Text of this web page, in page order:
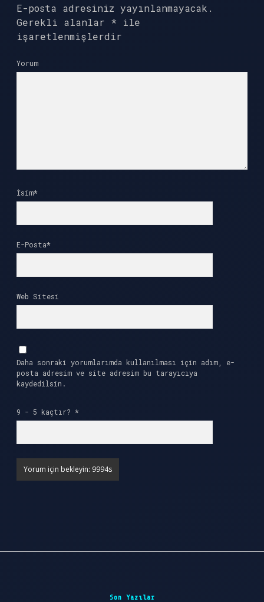
E-posta adresiniz yayınlanmayacak.
Gerekli alanlar * ile
işaretlenmişlerdir
Yorum
İsim*
E-Posta*
Web Sitesi
Daha sonraki yorumlarımda kullanılması için adım, e-
posta adresim ve site adresim bu tarayıcıya
kaydedilsin.
9 - 5 kaçtır? *
Son Yazılar